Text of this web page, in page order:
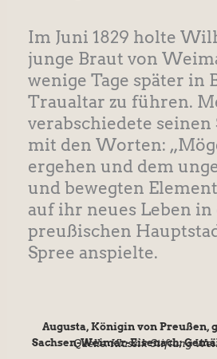
Im Juni 1829 holte
junge Braut von
wenige Tage später in
Traualtar zu führen.
verabschiedete seinen
mit den Worten:
ergehen und dem
und bewegten
auf ihr neues Leben in
preußischen
Spree anspielte.
Augusta, Königin von Preußen,
Sachsen-Weimar-Eisenach;
Quelle: Klassik Stiftung